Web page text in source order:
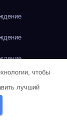
чтобы
лучший